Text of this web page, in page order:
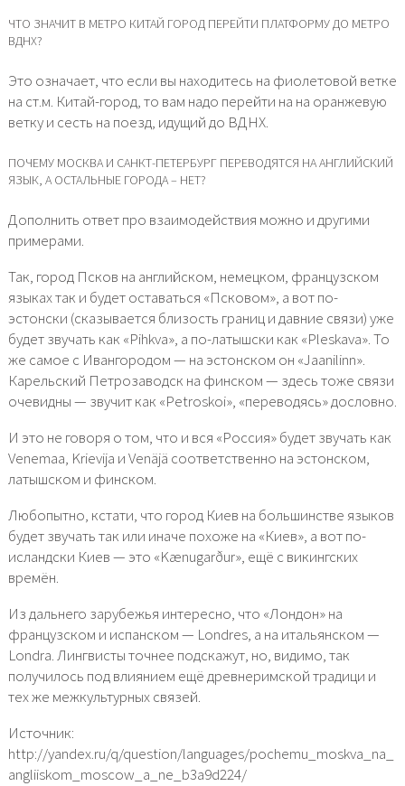
ЧТО ЗНАЧИТ В МЕТРО КИТАЙ ГОРОД ПЕРЕЙТИ ПЛАТФОРМУ ДО МЕТРО
ВДНХ?
Это означает, что если вы находитесь на фиолетовой ветке
на ст.м. Китай-город, то вам надо перейти на на оранжевую
ветку и сесть на поезд, идущий до ВДНХ.
ПОЧЕМУ МОСКВА И САНКТ-ПЕТЕРБУРГ ПЕРЕВОДЯТСЯ НА АНГЛИЙСКИЙ
ЯЗЫК, А ОСТАЛЬНЫЕ ГОРОДА – НЕТ?
Дополнить ответ про взаимодействия можно и другими
примерами.
Так, город Псков на английском, немецком, французском
языках так и будет оставаться «Псковом», а вот по-
эстонски (сказывается близость границ и давние связи) уже
будет звучать как «Pihkva», а по-латышски как «Pleskava». То
же самое с Ивангородом — на эстонском он «Jaanilinn».
Карельский Петрозаводск на финском — здесь тоже связи
очевидны — звучит как «Petroskoi», «переводясь» дословно.
И это не говоря о том, что и вся «Россия» будет звучать как
Venemaa, Krievija и Venäjä соответственно на эстонском,
латышском и финском.
Любопытно, кстати, что город Киев на большинстве языков
будет звучать так или иначе похоже на «Киев», а вот по-
исландски Киев — это «Kænugarður», ещё с викингских
времён.
Из дальнего зарубежья интересно, что «Лондон» на
французском и испанском — Londres, а на итальянском —
Londra. Лингвисты точнее подскажут, но, видимо, так
получилось под влиянием ещё древнеримской традици и
тех же межкультурных связей.
Источник:
http://yandex.ru/q/question/languages/pochemu_moskva_na_
angliiskom_moscow_a_ne_b3a9d224/